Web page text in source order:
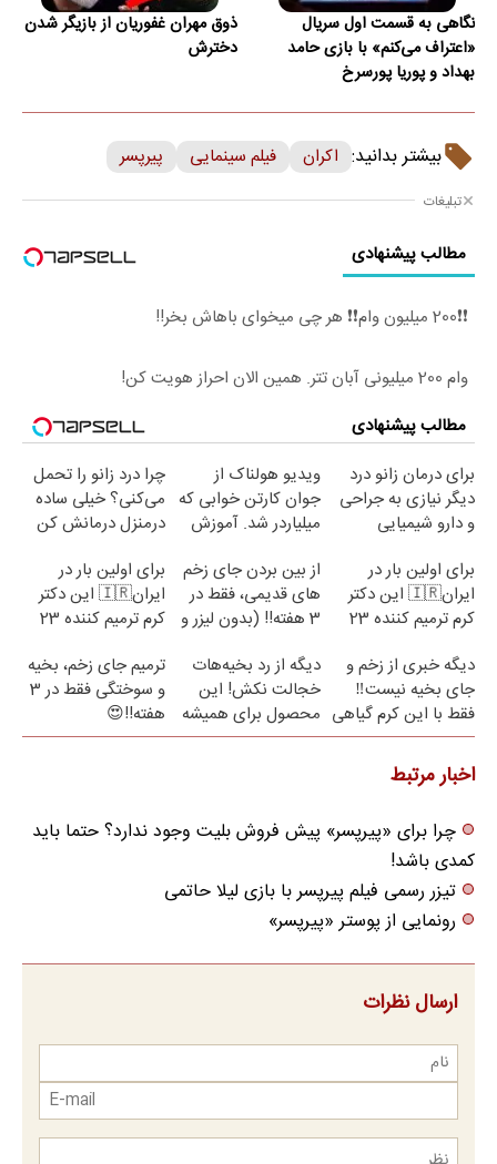
نگاهی به قسمت اول سریال
«اعتراف می‌کنم» با بازی حامد
بهداد و پوریا پورسرخ
ذوق مهران غفوریان از بازیگر شدن
دخترش
بیشتر بدانید: اکران فیلم سینمایی پیرپسر
تبلیغات
مطالب پیشنهادی
❗❗200 میلیون وام❗❗ هر چی میخوای باهاش بخر!!
وام 200 میلیونی آبان تتر. همین الان احراز هویت کن!
مطالب پیشنهادی
برای درمان زانو درد
دیگر نیازی به جراحی
و دارو شیمیایی
ویدیو هولناک از
جوان کارتن خوابی که
میلیاردر شد. آموزش
چرا درد زانو را تحمل
می‌کنی؟ خیلی ساده
درمنزل درمانش کن
برای اولین بار در
ایران🇮🇷 این دکتر
کرم ترمیم کننده 23
از بین بردن جای زخم
های قدیمی، فقط در
3 هفته!! (بدون لیزر و
برای اولین بار در
ایران🇮🇷 این دکتر
کرم ترمیم کننده 23
دیگه خبری از زخم و
جای بخیه نیست‼️
فقط با این کرم گیاهی
دیگه از رد بخیه‌هات
خجالت نکش! این
محصول برای همیشه
درمانش می‌کنه
ترمیم جای زخم، بخیه
و سوختگی فقط در 3
هفته!!😍
اخبار مرتبط
چرا برای «پیرپسر» پیش فروش بلیت وجود ندارد؟ حتما باید
کمدی باشد!
تیزر رسمی فیلم پیرپسر با بازی لیلا حاتمی
رونمایی از پوستر «پیرپسر»
ارسال نظرات